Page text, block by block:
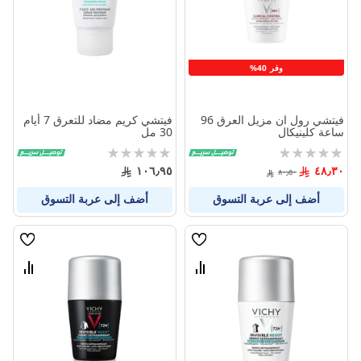
وفر 40%
فيتشي رول ان مزيل العرق 96
ساعة كلينيكال
Rating:
0%
٤٨٫٣٠ ٨٠٫٥٠
أضف إلى عربة التسوق
فيتشي كريم مضاد للتعرق 7 أيام
30 مل
Rating:
0%
١٠٦٫٩٥
أضف إلى عربة التسوق
قائمة
قارن
قائمة
قارن